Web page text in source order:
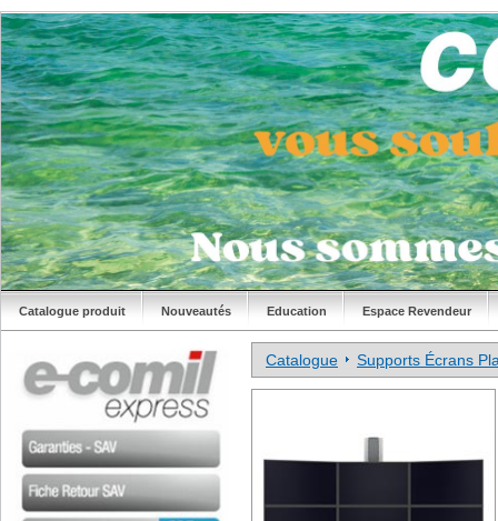
Catalogue produit Nouveautés Education Espace Revendeur
Catalogue Supports Écrans